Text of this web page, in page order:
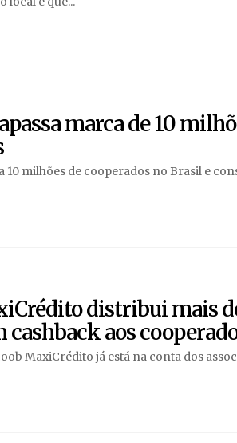
marca de 10
10 milhões de cooperados no Brasil e
distribui mais
cashback aos
MaxiCrédito já está na conta dos